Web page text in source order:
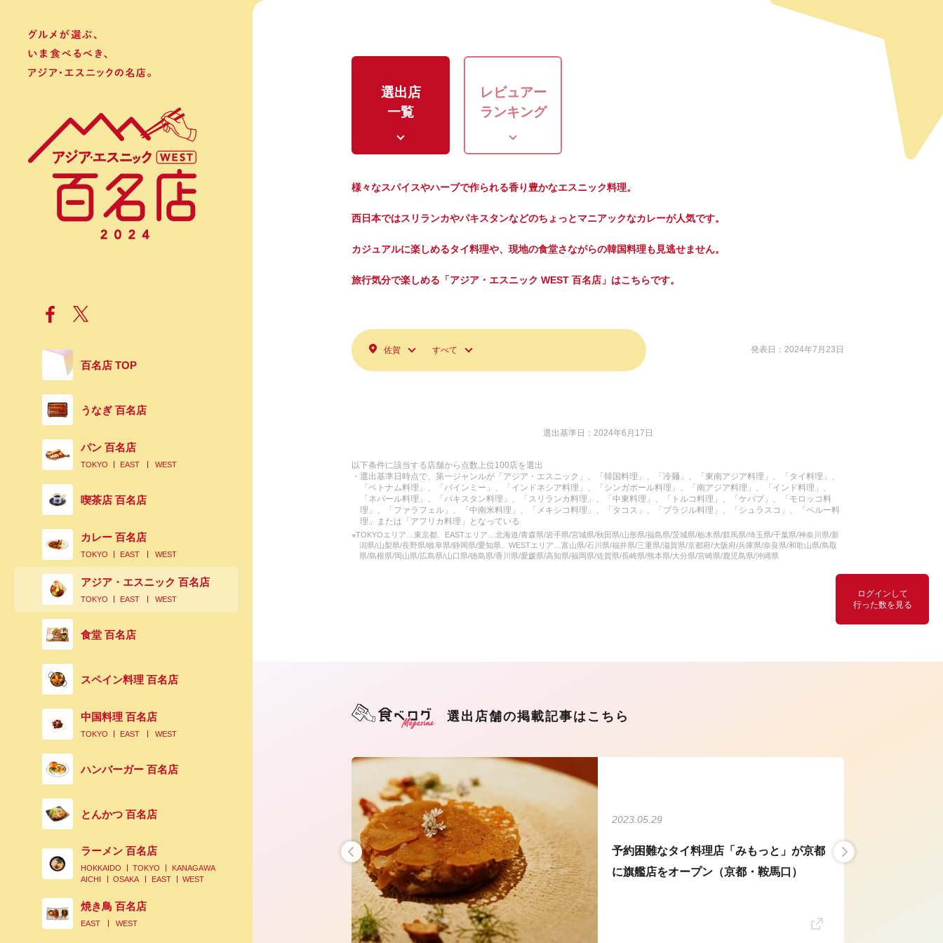
百名店 TOP
うなぎ 百名店
パン 百名店
TOKYO EAST WEST
喫茶店 百名店
カレー 百名店
TOKYO EAST WEST
アジア・エスニック 百名店
TOKYO EAST WEST
食堂 百名店
スペイン料理 百名店
中国料理 百名店
TOKYO EAST WEST
ハンバーガー 百名店
とんかつ 百名店
ラーメン 百名店
HOKKAIDO TOKYO
KANAGAWA
AICHI
OSAKA EAST WEST
焼き鳥 百名店
EAST WEST
選出店
一覧
レビュアー
ランキング
様々なスパイスやハーブで作られる香り豊かなエスニック料理。
西日本ではスリランカやパキスタンなどのちょっとマニアックなカレーが人気です。
カジュアルに楽しめるタイ料理や、現地の食堂さながらの韓国料理も見逃せません。
旅行気分で楽しめる「アジア・エスニック WEST 百名店」はこちらです。
佐賀 すべて 発表日：2024年7月23日
選出基準日：2024年6月17日
以下条件に該当する店舗から点数上位100店を選出
・選出基準日時点で、第一ジャンルが「アジア・エスニック」、「韓国料理」、「冷麺」、「東南アジア料理」、「タイ料理」、
「ベトナム料理」、「バインミー」、「インドネシア料理」、「シンガポール料理」、「南アジア料理」、「インド料理」、
「ネパール料理」、「パキスタン料理」、「スリランカ料理」、「中東料理」、「トルコ料理」、「ケバブ」、「モロッコ料
理」、「ファラフェル」、「中南米料理」、「メキシコ料理」、「タコス」、「ブラジル料理」、「シュラスコ」、「ペルー料
理」または「アフリカ料理」となっている
※TOKYOエリア…東京都、EASTエリア…北海道/青森県/岩手県/宮城県/秋田県/山形県/福島県/茨城県/栃木県/群馬県/埼玉県/千葉県/神奈川県/新
潟県/山梨県/長野県/岐阜県/静岡県/愛知県、WESTエリア…富山県/石川県/福井県/三重県/滋賀県/京都府/大阪府/兵庫県/奈良県/和歌山県/鳥取
県/島根県/岡山県/広島県/山口県/徳島県/香川県/愛媛県/高知県/福岡県/佐賀県/長崎県/熊本県/大分県/宮崎県/鹿児島県/沖縄県
ログインして
行った数を見る
選出店舗の掲載記事はこちら
2021.09.04
食べたらハマる！ 福岡の行列店「ツナパ
ハ」のスリランカカレー
2023.05.29
予約困難なタイ料理店「みもっと」が京都
に旗艦店をオープン（京都・鞍馬口）